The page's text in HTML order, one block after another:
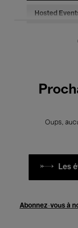
Hosted
Oups,
Les
Abonnez-vous à